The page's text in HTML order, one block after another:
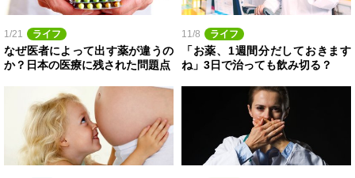
1/21 ライフ
なぜ医者によって出す薬が違うの
か？日本の医療に残された問題点
11/8 ライフ
「お薬、1週間分だしておきます
ね」3日で治っても飲み切る？